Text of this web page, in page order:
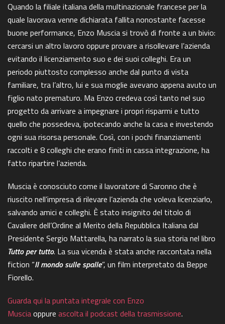
Quando la filiale italiana della multinazionale francese per la
quale lavorava venne dichiarata fallita nonostante facesse
buone performance, Enzo Muscia si trovò di fronte a un bivio:
cercarsi un altro lavoro oppure provare a risollevare l’azienda
evitando il licenziamento suo e dei suoi colleghi. Era un
periodo piuttosto complesso anche dal punto di vista
familiare, tra l’altro, lui e sua moglie avevano appena avuto un
figlio nato prematuro. Ma Enzo credeva così tanto nel suo
progetto da arrivare a impegnare i propri risparmi e tutto
quello che possedeva, ipotecando anche la casa e investendo
ogni sua risorsa personale. Così, con i pochi finanziamenti
raccolti e 8 colleghi che erano finiti in cassa integrazione, ha
fatto ripartire l’azienda.
Muscia è conosciuto come il lavoratore di Saronno che è
riuscito nell’impresa di rilevare l’azienda che voleva licenziarlo,
salvando amici e colleghi. È stato insignito del titolo di
Cavaliere dell’Ordine al Merito della Repubblica Italiana dal
Presidente Sergio Mattarella, ha narrato la sua storia nel libro
Tutto per tutto. La sua vicenda è stata anche raccontata nella
fiction “Il mondo sulle spalle”, un film interpretato da Beppe
Fiorello.
Guarda qui la puntata integrale con Enzo
Musciaoppure ascolta il podcast della trasmissione.